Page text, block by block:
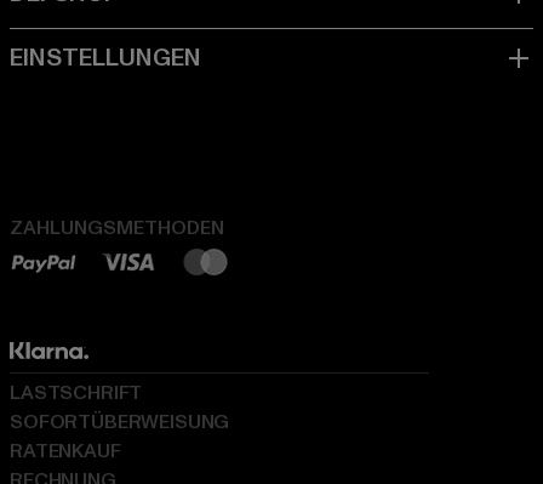
ZAHLUNGSMETHODEN
LASTSCHRIFT
SOFORTÜBERWEISUNG
RATENKAUF